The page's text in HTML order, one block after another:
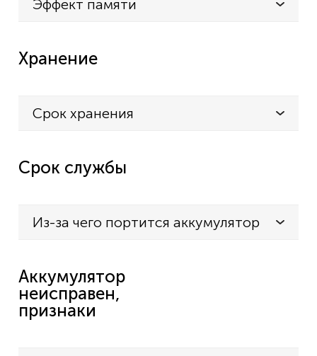
Эффект памяти
Хранение
Срок хранения
Срок службы
Из-за чего портится аккумулятор
Аккумулятор
неисправен,
признаки